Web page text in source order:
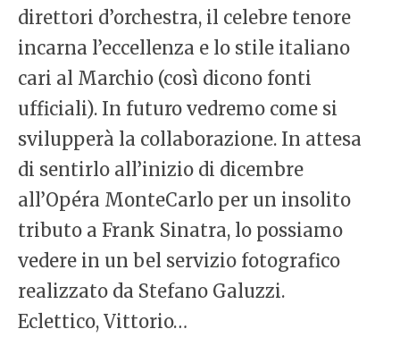
direttori d’orchestra, il celebre tenore
incarna l’eccellenza e lo stile italiano
cari al Marchio (così dicono fonti
ufficiali). In futuro vedremo come si
svilupperà la collaborazione. In attesa
di sentirlo all’inizio di dicembre
all’Opéra MonteCarlo per un insolito
tributo a Frank Sinatra, lo possiamo
vedere in un bel servizio fotografico
realizzato da Stefano Galuzzi.
Eclettico, Vittorio…